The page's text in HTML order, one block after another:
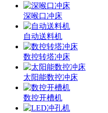
深喉口冲床
自动送料机
数控转塔冲床
太阳能数控冲床
数控开槽机